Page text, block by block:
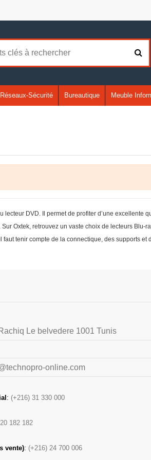
Réseaux-Sécurité Bureautique Meuble
DVD. Il permet de profiter d’une excellente
Oxtek, retrouvez un vaste choix de lecteurs
tenir compte de la connectique, des supports
Le belvedere 1001 Tunis
online.com
: (+216) 31 330 000
182 182
vente): (+216) 24 700 006